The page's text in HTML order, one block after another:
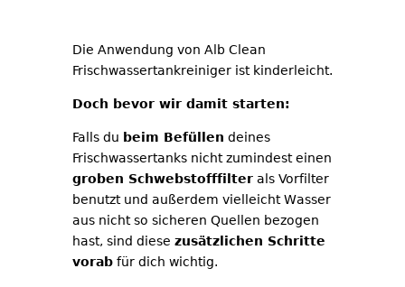
Die Anwendung von Alb Clean
Frischwassertankreiniger ist kinderleicht.
Doch bevor wir damit starten:
Falls du beim Befüllen deines
Frischwassertanks nicht zumindest einen
groben Schwebstofffilter als Vorfilter
benutzt und außerdem vielleicht Wasser
aus nicht so sicheren Quellen bezogen
hast, sind diese zusätzlichen Schritte
vorab für dich wichtig.